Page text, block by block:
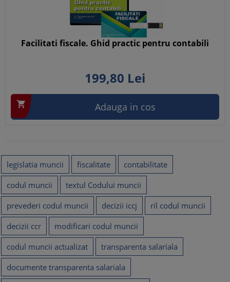
Facilitati fiscale. Ghid practic pentru contabili
199,80 Lei
 Adauga in cos
legislatia muncii fiscalitate
contabilitate
codul muncii
textul Codului muncii
prevederi codul muncii
decizii iccj
ril codul muncii
decizii ccr
modificari codul muncii
codul muncii actualizat
transparenta salariala
documente transparenta salariala